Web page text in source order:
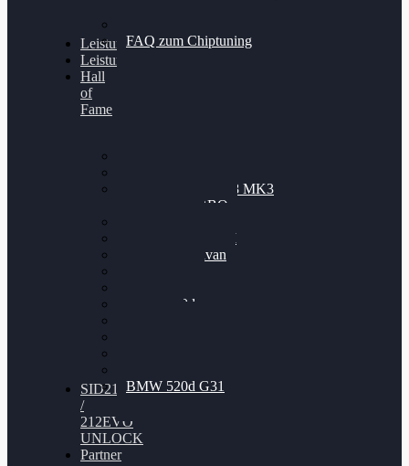
FAQ zum Chiptuning
Leistungsmessung
Leistungsprüfstand
Hall
of
Fame
Nissan GT-R35 3.8 MK3
V6 TWINTURBO
VW Passat 2.0TDI
VW T6 Multivan
BMW 120d
BMW 520d G31
SID212
/
212EVO
UNLOCK
Partner